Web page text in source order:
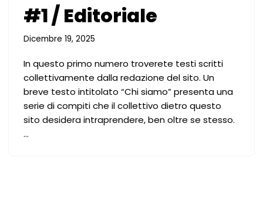
#1 / Editoriale
Dicembre 19, 2025
In questo primo numero troverete testi scritti
collettivamente dalla redazione del sito. Un
breve testo intitolato “Chi siamo” presenta una
serie di compiti che il collettivo dietro questo
sito desidera intraprendere, ben oltre se stesso.
…